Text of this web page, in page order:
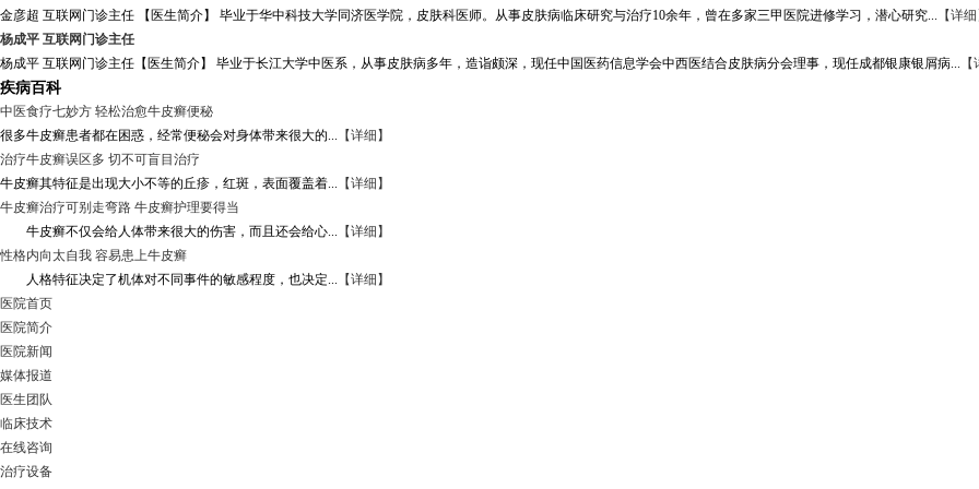
金彦超 互联网门诊主任 【医生简介】 毕业于华中科技大学同济医学院，皮肤科医师。从事皮肤病临床研究与治疗10余年，曾在多家三甲医院进修学习，潜心研究... 【详细
杨成平 互联网门诊主任
杨成平 互联网门诊主任【医生简介】 毕业于长江大学中医系，从事皮肤病多年，造诣颇深，现任中国医药信息学会中西医结合皮肤病分会理事，现任成都银康银屑病...
疾病百科
中医食疗七妙方 轻松治愈牛皮癣便秘
很多牛皮癣患者都在困惑，经常便秘会对身体带来很大的... 【详细】
治疗牛皮癣误区多 切不可盲目治疗
牛皮癣其特征是出现大小不等的丘疹，红斑，表面覆盖着... 【详细】
牛皮癣治疗可别走弯路 牛皮癣护理要得当
牛皮癣不仅会给人体带来很大的伤害，而且还会给心... 【详细】
性格内向太自我 容易患上牛皮癣
人格特征决定了机体对不同事件的敏感程度，也决定... 【详细】
医院首页
医院简介
医院新闻
媒体报道
医生团队
临床技术
在线咨询
治疗设备